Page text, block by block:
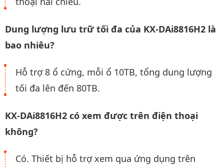
Dung lượng lưu trữ tối đa của KX-DAi8816H2 là
bao nhiêu?
Hỗ trợ 8 ổ cứng, mỗi ổ 10TB, tổng dung lượng
tối đa lên đến 80TB.
KX-DAi8816H2 có xem được trên điện thoại
không?
Có. Thiết bị hỗ trợ xem qua ứng dụng trên